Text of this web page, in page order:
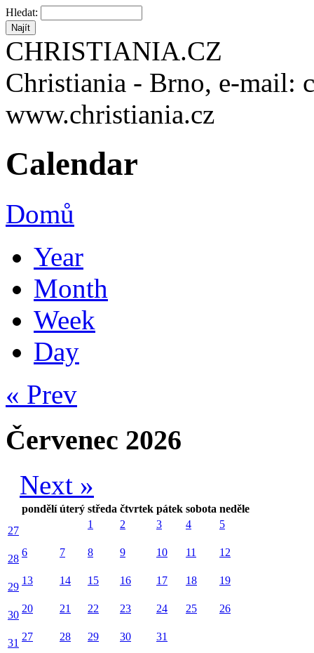
Hledat:
CHRISTIANIA.CZ
Christiania - Brno, e-mail:
www.christiania.cz
Calendar
Domů
Year
Month
Week
Day
« Prev
Červenec 2026
Next »
pondělí úterý středa čtvrtek pátek sobota neděle
27
1 2 3 4 5
28
6 7 8 9 10 11 12
29
13 14 15 16 17 18 19
30
20 21 22 23 24 25 26
31
27 28 29 30 31